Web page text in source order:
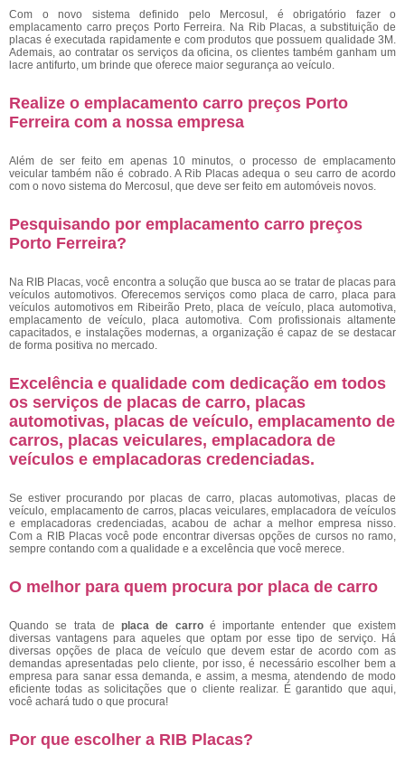
Com o novo sistema definido pelo Mercosul, é obrigatório fazer o
emplacamento carro preços Porto Ferreira. Na Rib Placas, a substituição de
placas é executada rapidamente e com produtos que possuem qualidade 3M.
Ademais, ao contratar os serviços da oficina, os clientes também ganham um
lacre antifurto, um brinde que oferece maior segurança ao veículo.
Realize o emplacamento carro preços Porto
Ferreira com a nossa empresa
Além de ser feito em apenas 10 minutos, o processo de emplacamento
veicular também não é cobrado. A Rib Placas adequa o seu carro de acordo
com o novo sistema do Mercosul, que deve ser feito em automóveis novos.
Pesquisando por emplacamento carro preços
Porto Ferreira?
Na RIB Placas, você encontra a solução que busca ao se tratar de placas para
veículos automotivos. Oferecemos serviços como placa de carro, placa para
veículos automotivos em Ribeirão Preto, placa de veículo, placa automotiva,
emplacamento de veículo, placa automotiva. Com profissionais altamente
capacitados, e instalações modernas, a organização é capaz de se destacar
de forma positiva no mercado.
Excelência e qualidade com dedicação em todos
os serviços de placas de carro, placas
automotivas, placas de veículo, emplacamento de
carros, placas veiculares, emplacadora de
veículos e emplacadoras credenciadas.
Se estiver procurando por placas de carro, placas automotivas, placas de
veículo, emplacamento de carros, placas veiculares, emplacadora de veículos
e emplacadoras credenciadas, acabou de achar a melhor empresa nisso.
Com a RIB Placas você pode encontrar diversas opções de cursos no ramo,
sempre contando com a qualidade e a excelência que você merece.
O melhor para quem procura por placa de carro
Quando se trata deplaca de carroé importante entender que existem
diversas vantagens para aqueles que optam por esse tipo de serviço. Há
diversas opções de placa de veículo que devem estar de acordo com as
demandas apresentadas pelo cliente, por isso, é necessário escolher bem a
empresa para sanar essa demanda, e assim, a mesma, atendendo de modo
eficiente todas as solicitações que o cliente realizar. É garantido que aqui,
você achará tudo o que procura!
Por que escolher a RIB Placas?